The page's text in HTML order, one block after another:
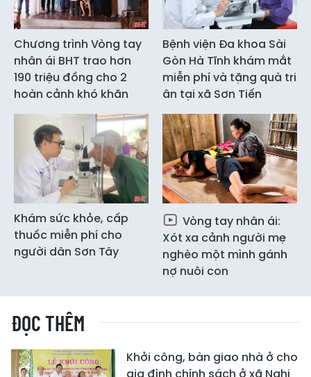
Chương trình Vòng tay
nhân ái BHT trao hơn
190 triệu đồng cho 2
hoàn cảnh khó khăn
Bệnh viện Đa khoa Sài
Gòn Hà Tĩnh khám mắt
miễn phí và tặng quà tri
ân tại xã Sơn Tiến
Khám sức khỏe, cấp
thuốc miễn phí cho
người dân Sơn Tây
Vòng tay nhân ái:
Xót xa cảnh người mẹ
nghèo một mình gánh
nợ nuôi con
ĐỌC THÊM
Khởi công, bàn giao nhà ở cho
gia đình chính sách ở xã Nghi